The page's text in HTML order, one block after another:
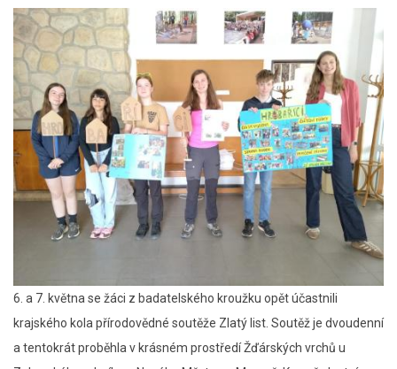
6. a 7. května se žáci z badatelského kroužku opět účastnili
krajského kola přírodovědné soutěže Zlatý list. Soutěž je dvoudenní
a tentokrát proběhla v krásném prostředí Žďárských vrchů u